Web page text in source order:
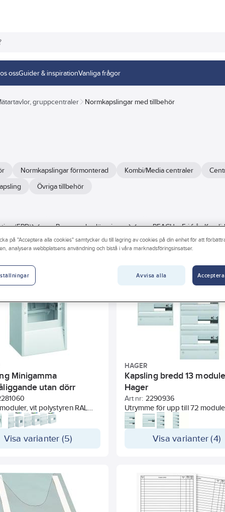
ossGuider & inspirationVanliga frågor
gruppcentraler Normkapslingar med tillbehör
Normkapslingar förmonterad Kombi/Media centraler
Övriga tillbehör
(EPD) Byggvarubedömningen REACH – Fri från
Bredd i antal modulmellanrum Djup Monteringsmetod
RAL-nummer Kapslingsklass (IP)
Typ av dörr
Minigamma
utan dörr
vit polystyren RAL
består
av dörrar, lås och plintar.
Visa varianter (5)
HAGER
Kapsling bredd 13
Hager
Art nr: 2290936
Utrymme för upp till 72
av vit polystyrol plast RAL 9010.
Kapslingen är försedd med noll
jordutrustning med
snabbanslutningsteknik.
finns i 2 bredder, 13 eller 18
4 rader. Dörrar beställes
Visa varianter (4)
på "Acceptera alla cookies" samtycker du till lagring av cookies på din enhet för att
analysera webbplatsens användning och bistå i våra marknadsföringsinsatser.
Avvisa alla